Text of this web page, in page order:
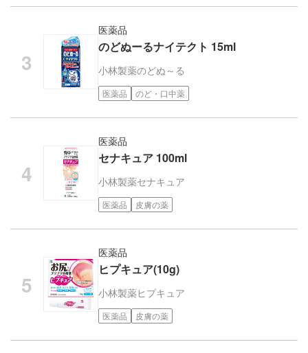
医薬品
のどぬーるナイテクト 15ml
小林製薬のどぬ～る
医薬品 のど・口中薬
医薬品
セナキュア 100ml
小林製薬セナキュア
医薬品 皮膚の薬
医薬品
ヒプキュア(10g)
小林製薬ヒプキュア
医薬品 皮膚の薬